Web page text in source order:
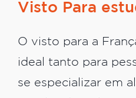
Visto Para
O visto para a
ideal tanto para
se especializar em